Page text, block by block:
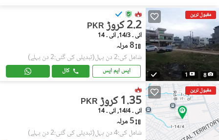
مقبول ترین
8
1
PKR 2.2 کروڑ
آئی ۔ 14/3, آئی ۔ 14
8 مرلہ
شامل کی:2 دن پہل (تبدیلی کی گئی:2 دن پہلے)
ایس ایم ایس کال
مقبول ترین
PKR 1.35 کروڑ
آئی ۔ 14/4, آئی ۔ 14
5 مرلہ
شامل کی:4 دن پہل (تبدیلی کی گئی:2 دن پہلے)